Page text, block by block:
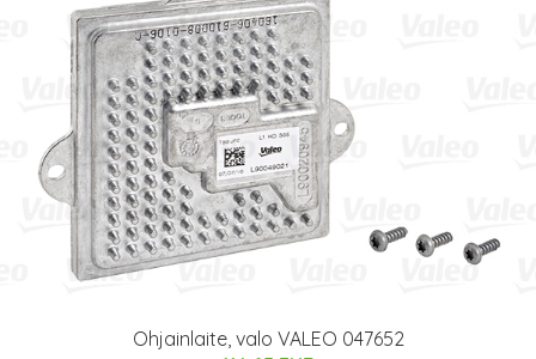
Ohjainlaite, valo VALEO 047652